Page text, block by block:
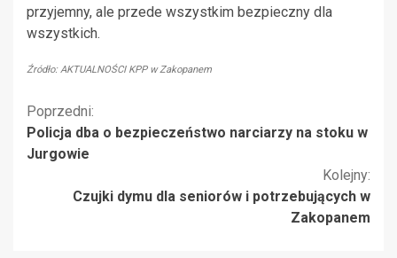
przyjemny, ale przede wszystkim bezpieczny dla
wszystkich.
Źródło: AKTUALNOŚCI KPP w Zakopanem
Kontynuuj
czytanie
Poprzedni:
Policja dba o bezpieczeństwo narciarzy na stoku w
Jurgowie
Kolejny:
Czujki dymu dla seniorów i potrzebujących w
Zakopanem